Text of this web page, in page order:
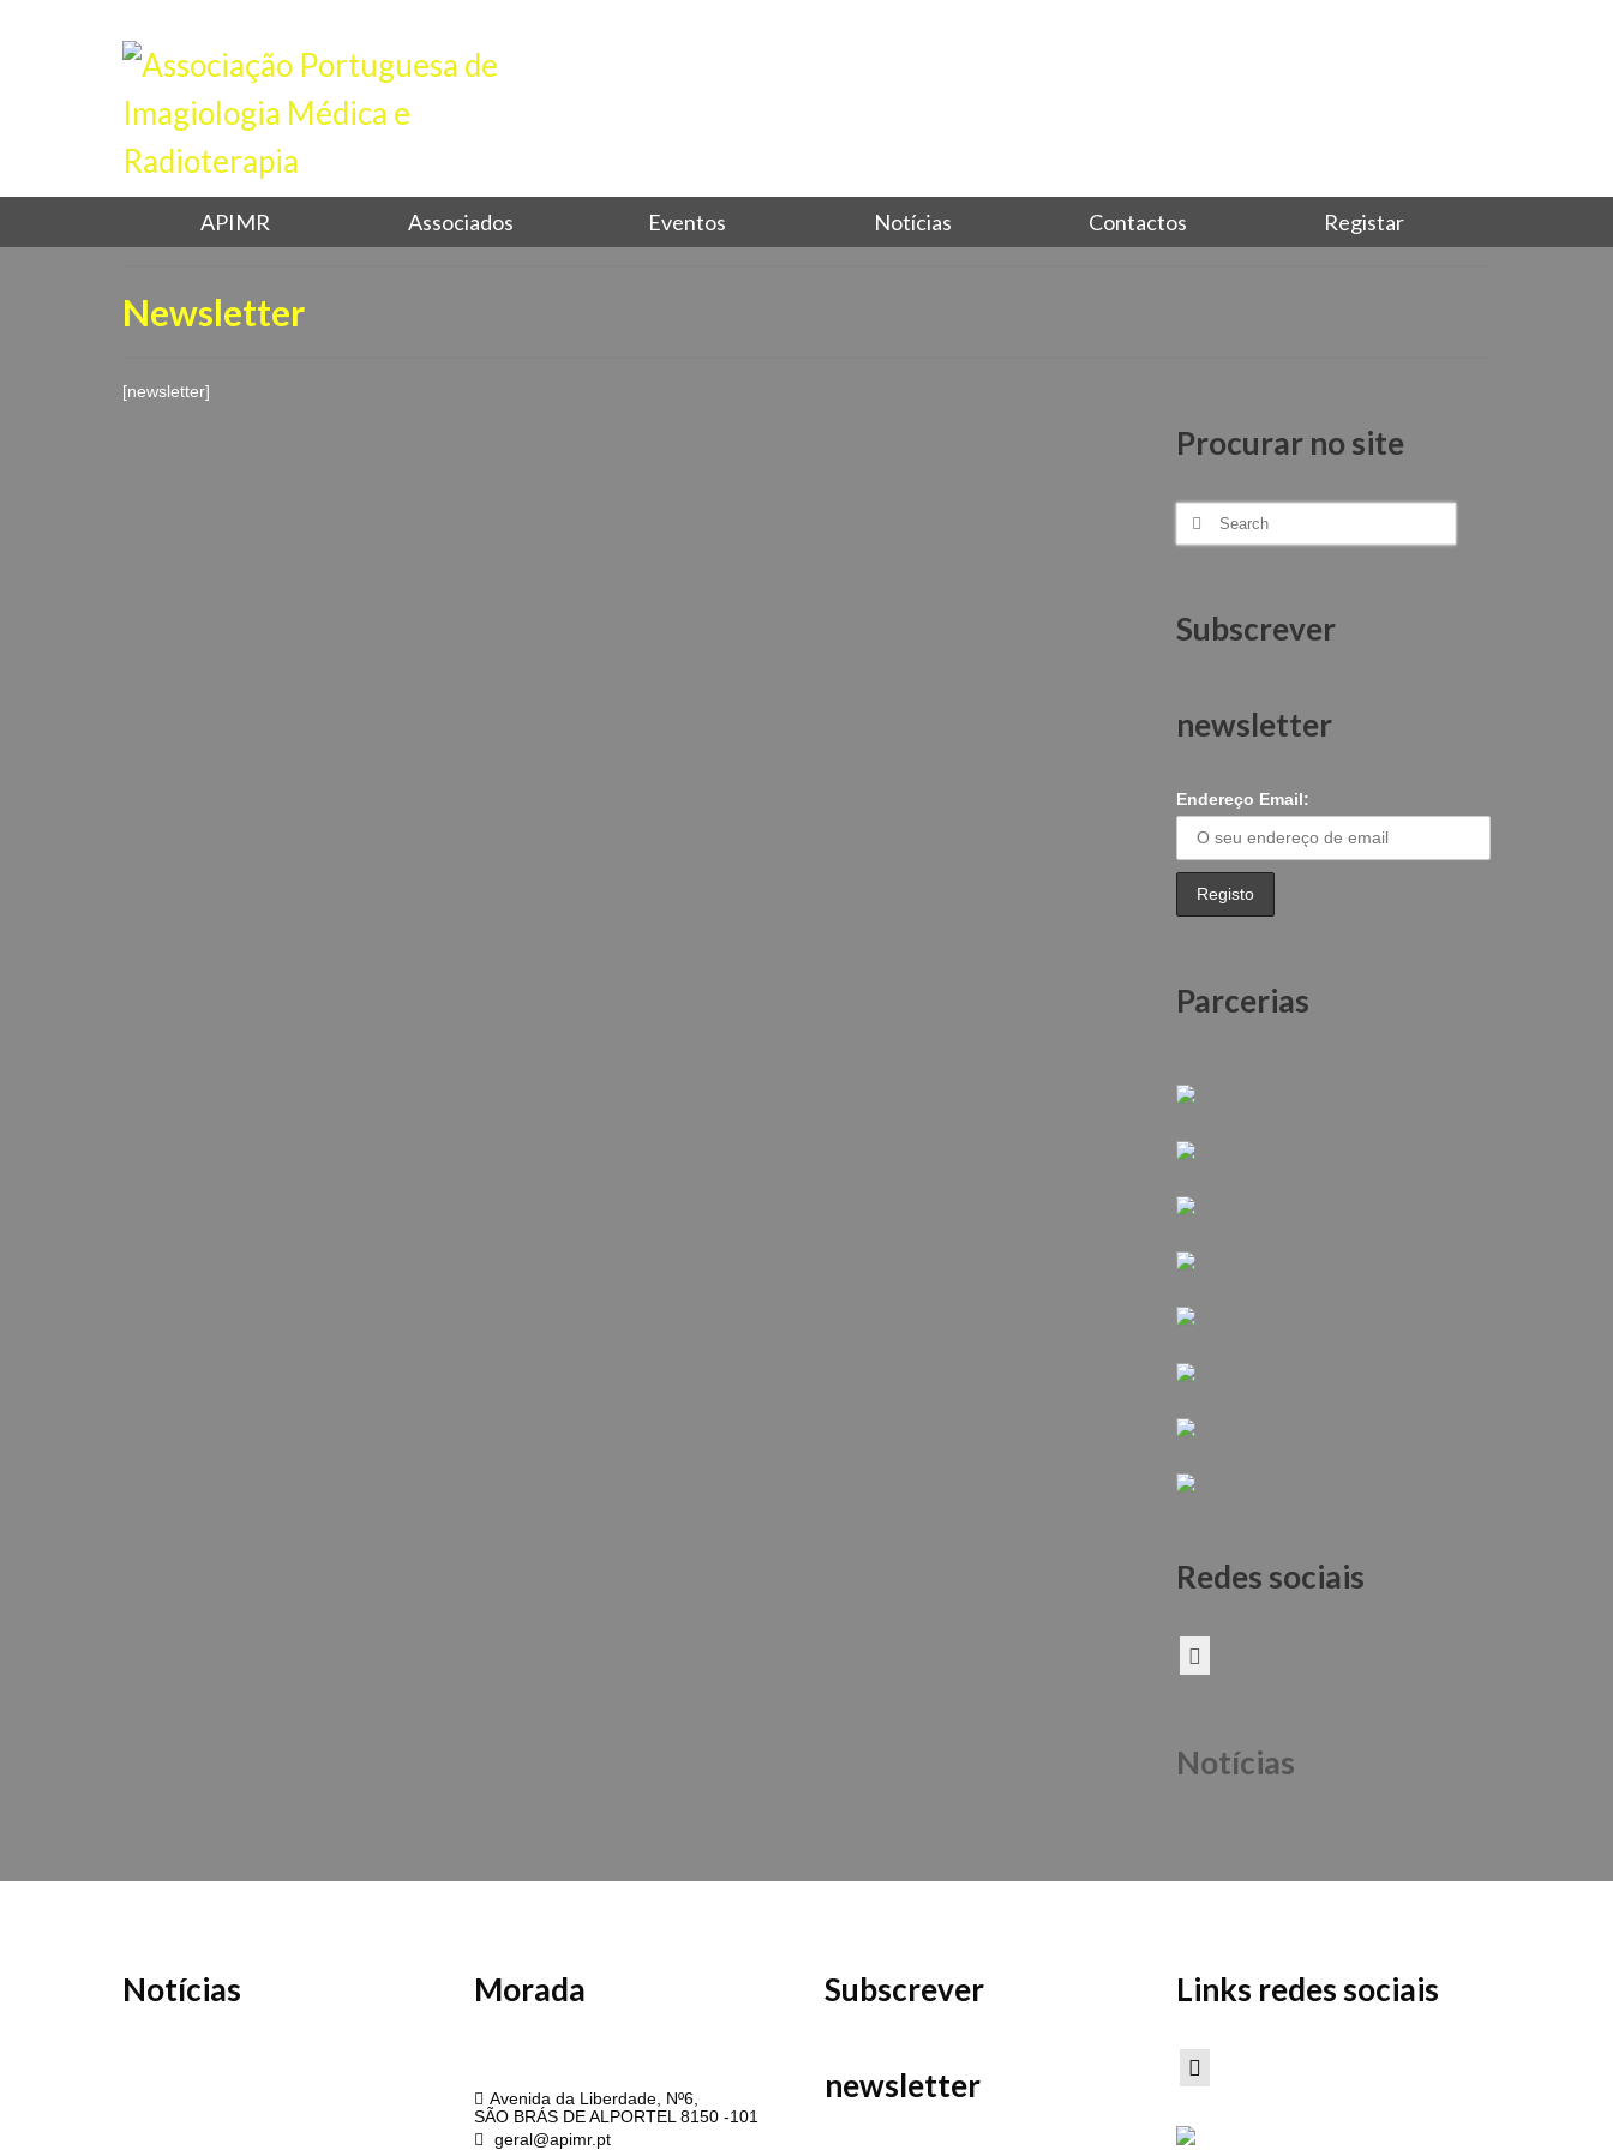
APIMR Associados Eventos Notícias Contactos Registar
Newsletter
[newsletter]
Procurar no site
Search
for:
Subscrever
newsletter
Endereço Email:
Parcerias
Redes sociais
Notícias
Notícias Morada
Avenida da Liberdade, Nº6,
SÃO BRÁS DE ALPORTEL 8150 -101
geral@apimr.pt
Subscrever
newsletter
Links redes sociais